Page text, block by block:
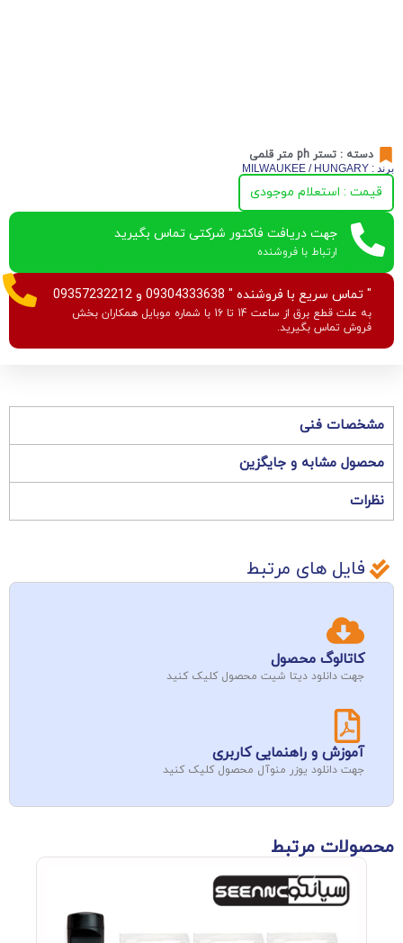
دسته : تستر ph متر قلمی
برند : MILWAUKEE / HUNGARY
قیمت : استعلام موجودی
جهت دریافت فاکتور شرکتی تماس بگیرید
ارتباط با فروشنده
" تماس سریع با فروشنده " 09304333638 و 09357232212
به علت قطع برق از ساعت 14 تا 16 با شماره موبایل همکاران بخش
فروش تماس بگیرید.
مشخصات فنی
محصول مشابه و جایگزین
نظرات
فایل های مرتبط
کاتالوگ محصول
جهت دانلود دیتا شیت محصول کلیک کنید
آموزش و راهنمایی کاربری
جهت دانلود یوزر منوآل محصول کلیک کنید
محصولات مرتبط